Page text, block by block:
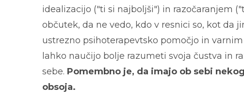
idealizacijo ("ti si najboljši") in razočaranjem
občutek, da ne vedo, kdo v resnici so, kot da
ustrezno psihoterapevtsko pomočjo in
lahko naučijo bolje razumeti svoja čustva in
sebe. Pomembno je, da imajo ob sebi
obsoja.